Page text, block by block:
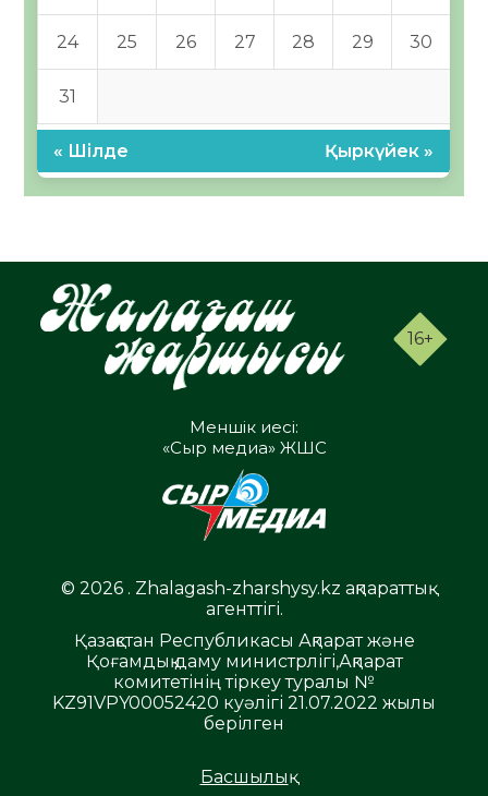
24 25 26 27 28 29 30
31
« Шілде Қыркүйек »
16+
Меншік иесі:
«Сыр медиа» ЖШС
© 2026 . Zhalagash-zharshysy.kz ақпараттық
агенттігі.
Қазақстан Республикасы Ақпарат және
Қоғамдық даму министрлігі,Ақпарат
комитетінің тіркеу туралы №
KZ91VPY00052420 куәлігі 21.07.2022 жылы
берілген
Басшылық